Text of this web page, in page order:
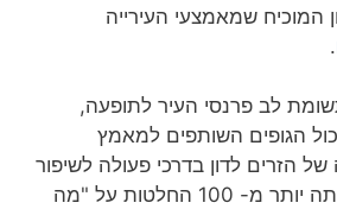
המוכיח שמאמצעי העירייה
.
לב פרנסי העיר לתופעה,
הגופים השותפים למאמץ
של הזרים לדון בדרכי פעולה לשיפור
המצב. התוצאה הייתה יותר מ- 100 החלטות על "מה